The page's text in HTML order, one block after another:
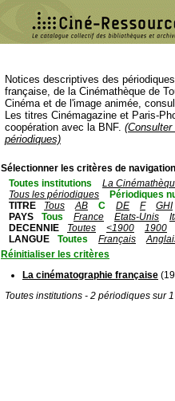
Notices descriptives des
française, de la Cinémathèque de
Cinéma et de l'image animée,
Les titres Cinémagazine et Paris-
coopération avec la BNF.
périodiques)
Sélectionner les critères de
Toutes institutions
La
Tous les périodiques
Périodiques
TITRE
Tous AB C DE F
GHI
PAYS
Tous France Etats-Unis
DECENNIE
Toutes <1900
1900
LANGUE
Toutes Français
Réinitialiser les critères
La cinématographie française
Toutes institutions - 2 périodiques sur